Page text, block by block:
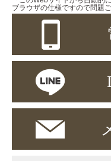
ブラウザの仕様ですので問題